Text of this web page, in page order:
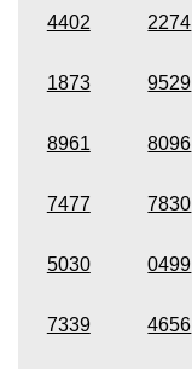
4402 2274
1873 9529
8961 8096
7477 7830
5030 0499
7339 4656